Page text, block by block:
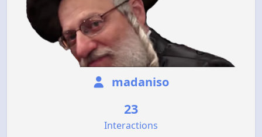
madaniso
23
Interactions